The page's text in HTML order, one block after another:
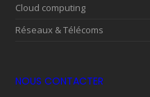
Cloud computing
Réseaux & Télécoms
NOUS CONTACTER